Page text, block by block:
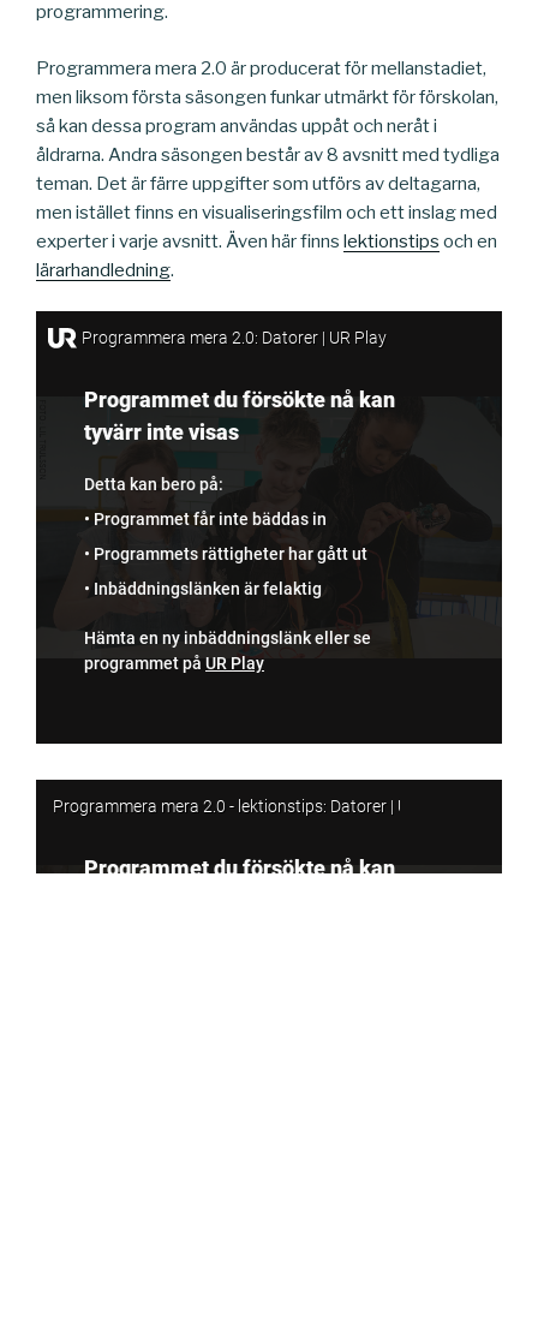
programmering.
Programmera mera 2.0 är producerat för mellanstadiet,
men liksom första säsongen funkar utmärkt för förskolan,
så kan dessa program användas uppåt och neråt i
åldrarna. Andra säsongen består av 8 avsnitt med tydliga
teman. Det är färre uppgifter som utförs av deltagarna,
men istället finns en visualiseringsfilm och ett inslag med
experter i varje avsnitt. Även här finns lektionstips och en
lärarhandledning.